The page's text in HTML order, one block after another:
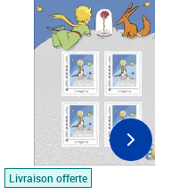
Livraison offerte